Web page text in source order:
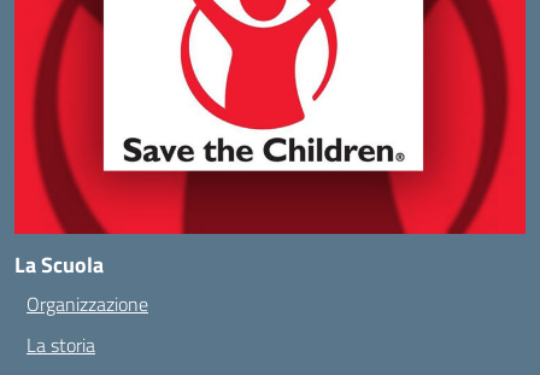
La Scuola
Organizzazione
La storia